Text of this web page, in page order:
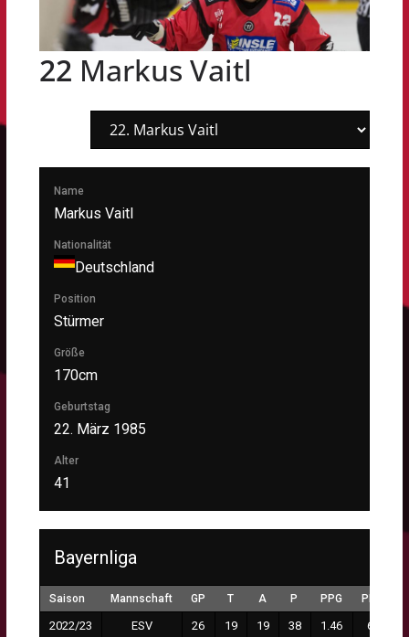
22 Markus Vaitl
Name
Markus Vaitl
Nationalität
Deutschland
Position
Stürmer
Größe
170cm
Geburtstag
22. März 1985
Alter
41
Bayernliga
Saison Mannschaft GP T A P PPG PM
2022/23
ESV
26 19 19 38 1.46 6